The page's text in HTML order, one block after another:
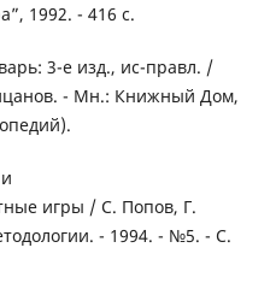
1992. - 416 с.
3-е изд., ис-правл. /
- Мн.: Книжный Дом,
игры / С. Попов, Г.
- 1994. - №5. - С.